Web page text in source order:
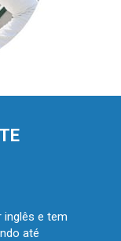
inglês e tem
até